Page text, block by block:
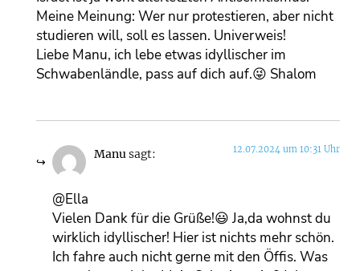
Meine Meinung: Wer nur protestieren, aber nicht
studieren will, soll es lassen. Univerweis!
Liebe Manu, ich lebe etwas idyllischer im
Schwabenländle, pass auf dich auf.😜 Shalom
Manusagt: 12.07.2024 um 10:31 Uhr
@Ella
Vielen Dank für die Grüße!😃 Ja,da wohnst du
wirklich idyllischer! Hier ist nichts mehr schön.
Ich fahre auch nicht gerne mit den Öffis. Was